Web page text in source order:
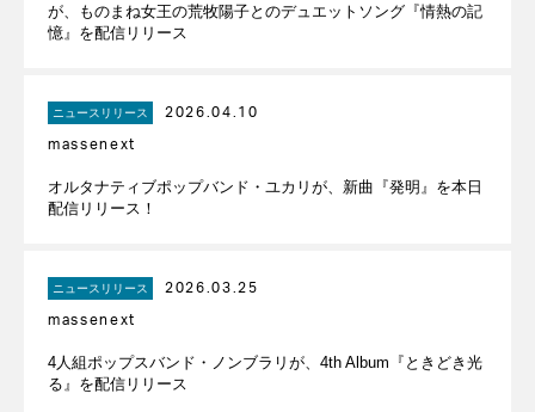
が、ものまね女王の荒牧陽子とのデュエットソング『情熱の記
憶』を配信リリース
ニュースリリース
2026.04.10
massenext
オルタナティブポップバンド・ユカリが、新曲『発明』を本日
配信リリース！
ニュースリリース
2026.03.25
massenext
4人組ポップスバンド・ノンブラリが、4th Album『ときどき光
る』を配信リリース